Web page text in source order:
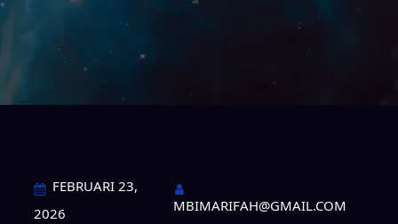
FEBRUARI 23,
2026
MBIMARIFAH@GMAIL.COM